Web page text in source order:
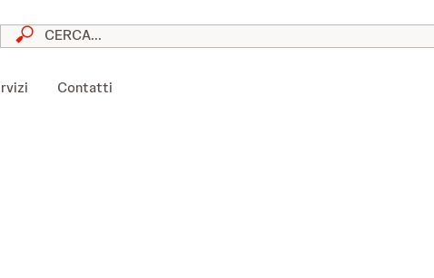
skip to content
Contatti